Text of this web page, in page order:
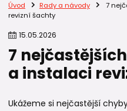
Úvod Rady a návody
7
revizní šachty
15.05.2026
7
a instalaci
Ukážeme si nejčastější